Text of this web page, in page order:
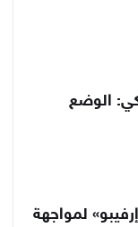
الوضع
لمواجهة